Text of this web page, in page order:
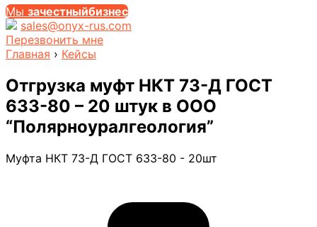
Мы зачестныйбизнес
sales@onyx-rus.com
Перезвонить мне
Главная › Кейсы
Отгрузка муфт НКТ 73-Д ГОСТ
633-80 – 20 штук в ООО
“Полярноуралгеология”
Муфта НКТ 73-Д ГОСТ 633-80 - 20шт